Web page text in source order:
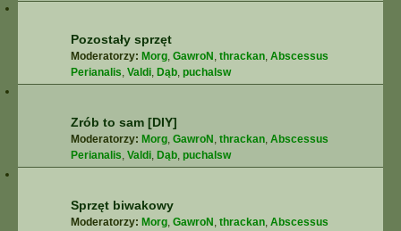
Pozostały sprzęt
Moderatorzy: Morg, GawroN , thrackan, Abscessus
Perianalis, Valdi, Dąb, puchalsw
Zrób to sam [DIY]
Moderatorzy: Morg, GawroN , thrackan, Abscessus
Perianalis, Valdi, Dąb, puchalsw
Sprzęt biwakowy
Moderatorzy: Morg, GawroN , thrackan, Abscessus